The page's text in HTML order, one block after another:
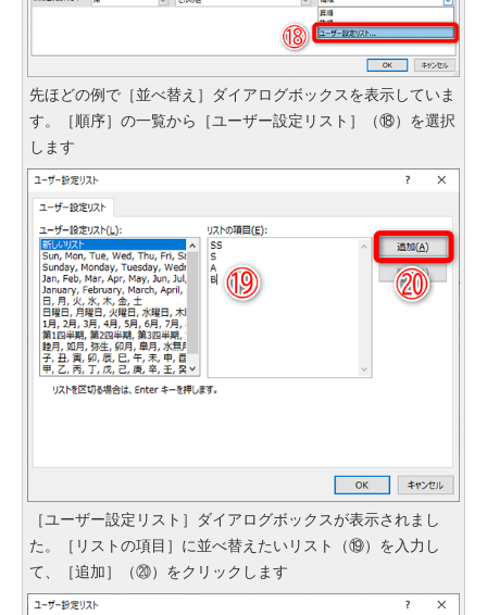
先ほどの例で［並べ替え］ダイアログボックスを表示していま
す。［順序］の一覧から［ユーザー設定リスト］（⑱）を選択
します
［ユーザー設定リスト］ダイアログボックスが表示されまし
た。［リストの項目］に並べ替えたいリスト（⑲）を入力し
て、［追加］（⑳）をクリックします